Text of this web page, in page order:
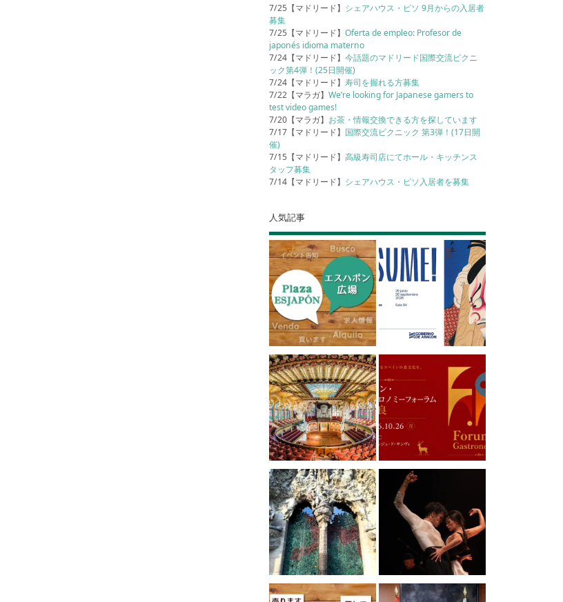
7/25【マドリード】 シェアハウス・ピソ 9月からの入居者
募集
7/25【マドリード】Oferta de empleo: Profesor de
japonés idioma materno
7/24【マドリード】今話題のマドリード国際交流ピクニ
ック第4弾！(25日開催)
7/24【マドリード】寿司を握れる方募集
7/22【マラガ】We’re looking for Japanese gamers to
test video games!
7/20【マラガ】 お茶・情報交換できる方を探しています
7/17【マドリード】 国際交流ピクニック 第3弾！(17日開
催)
7/15【マドリード】高級寿司店にてホール・キッチンス
タッフ募集
7/14【マドリード】 シェアハウス・ピソ入居者を募集
人気記事